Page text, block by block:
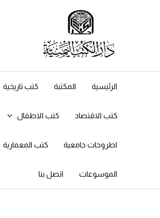
الرئيسية المكتبة كتب تاريخية
كتب الاقتصاد كتب الاطفال
اطروحات جامعية كتب المعمارية
الموسوعات اتصل بنا